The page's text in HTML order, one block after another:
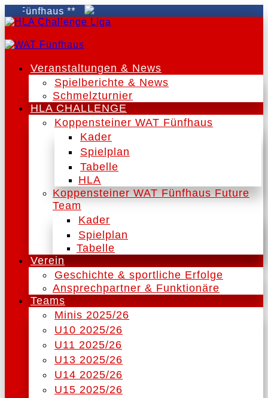
**
Veranstaltungen & News
Spielberichte & News
Schmelzturnier
HLA CHALLENGE
Koppensteiner WAT Fünfhaus
Kader
Spielplan
Tabelle
HLA
Koppensteiner WAT Fünfhaus Future
Team
Kader
Spielplan
Tabelle
Verein
Geschichte & sportliche Erfolge
Ansprechpartner & Funktionäre
Teams
Minis 2025/26
U10 2025/26
U11 2025/26
U13 2025/26
U14 2025/26
U15 2025/26